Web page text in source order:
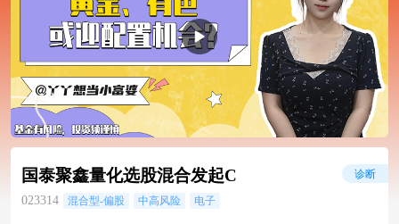
国泰聚鑫量化选股混合发起C
023314 混合型-偏股 中高风险 电子
诊断